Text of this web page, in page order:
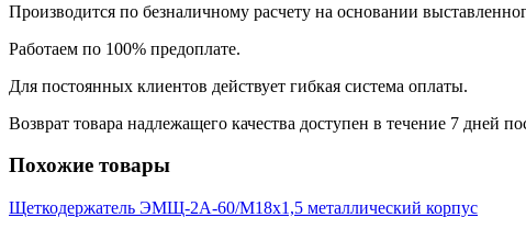
Производится по безналичному расчету на основании
Работаем по 100% предоплате.
Для постоянных клиентов действует гибкая система оплаты.
Возврат товара надлежащего качества доступен в течение 7 дней
Похожие товары
Щеткодержатель ЭМЩ-2А-60/М18х1,5 металлический корпус